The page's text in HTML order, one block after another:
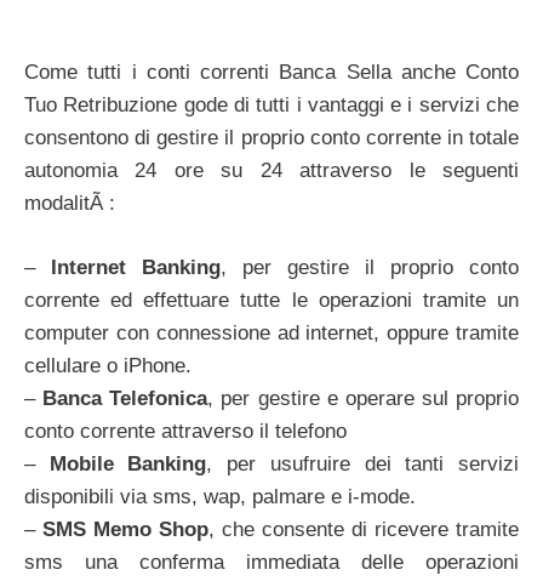
Come tutti i conti correnti Banca Sella anche Conto
Tuo Retribuzione gode di tutti i vantaggi e i servizi che
consentono di gestire il proprio conto corrente in totale
autonomia 24 ore su 24 attraverso le seguenti
modalitÃ :
– Internet Banking, per gestire il proprio conto
corrente ed effettuare tutte le operazioni tramite un
computer con connessione ad internet, oppure tramite
cellulare o iPhone.
– Banca Telefonica, per gestire e operare sul proprio
conto corrente attraverso il telefono
– Mobile Banking, per usufruire dei tanti servizi
disponibili via sms, wap, palmare e i-mode.
– SMS Memo Shop, che consente di ricevere tramite
sms una conferma immediata delle operazioni